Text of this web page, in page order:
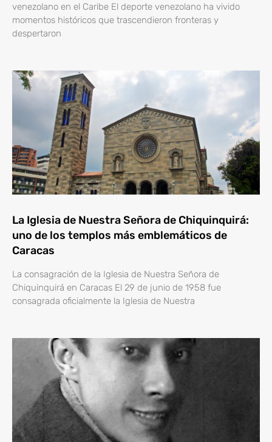
venezolano en el Caribe El deporte venezolano ha vivido
momentos históricos que trascendieron fronteras y
despertaron
La Iglesia de Nuestra Señora de Chiquinquirá:
uno de los templos más emblemáticos de
Caracas
La consagración de la Iglesia de Nuestra Señora de
Chiquinquirá en Caracas El 29 de junio de 1958 fue
consagrada oficialmente la Iglesia de Nuestra